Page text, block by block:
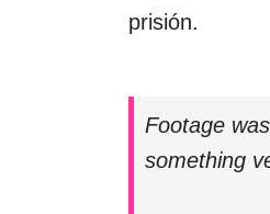
prisión.
Footage
something